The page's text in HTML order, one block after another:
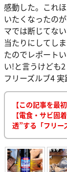
感動した。これ
いたくなったの
マでは断じてな
当たりにしてし
たのでレポート
い!と言うけども
フリーズルブ4
【この記事を最
【電食・サビ固
透”する「フリー